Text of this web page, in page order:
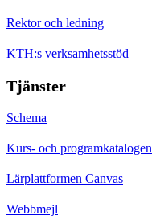
Rektor och ledning
KTH:s verksamhetsstöd
Tjänster
Schema
Kurs- och programkatalogen
Lärplattformen Canvas
Webbmejl